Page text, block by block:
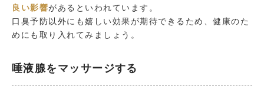
良い影響があるといわれています。
口臭予防以外にも嬉しい効果が期待できるため、健康のた
めにも取り入れてみましょう。
唾液腺をマッサージする